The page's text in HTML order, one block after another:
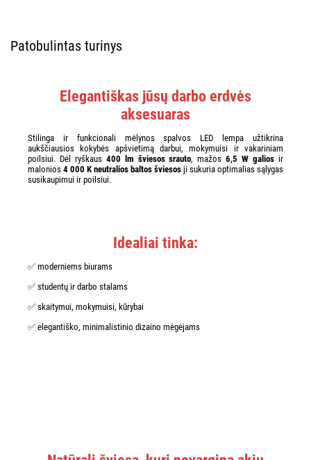
Patobulintas turinys
Elegantiškas jūsų darbo erdvės
aksesuaras
Stilinga ir funkcionali mėlynos spalvos LED lempa užtikrina
aukščiausios kokybės apšvietimą darbui, mokymuisi ir vakariniam
poilsiui. Dėl ryškaus 400 lm šviesos srauto, mažos6,5 W galios ir
malonios 4 000 K neutralios baltos šviesos ji sukuria optimalias sąlygas
susikaupimui ir poilsiui.
Idealiai tinka:
✅ moderniems biurams
✅ studentų ir darbo stalams
✅ skaitymui, mokymuisi, kūrybai
✅ elegantiško, minimalistinio dizaino mėgėjams